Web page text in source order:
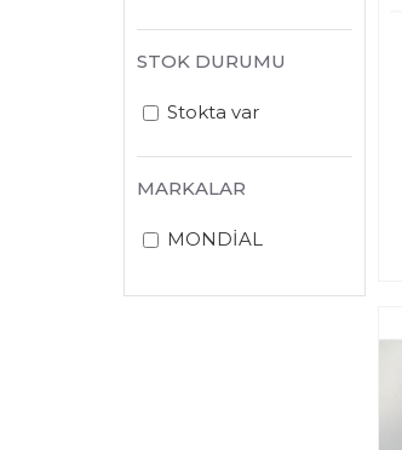
MARKALAR
MONDİAL
STOK DURUMU
Stokta var